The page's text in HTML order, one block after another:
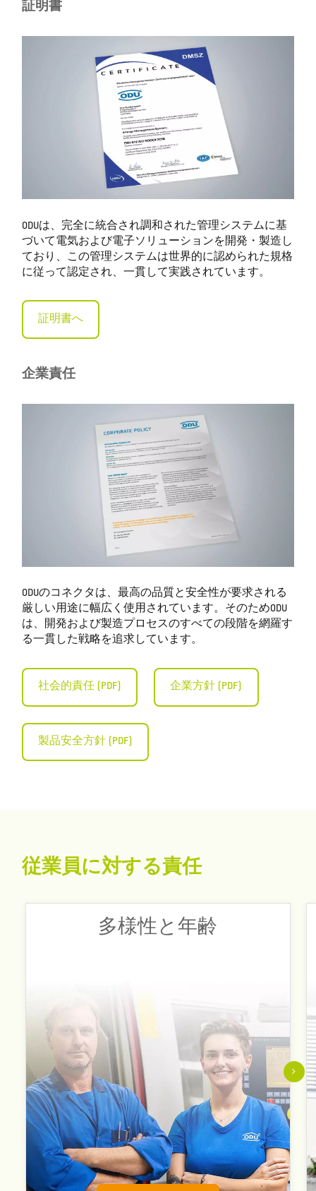
証明書
ODUは、完全に統合され調和された管理システムに基
づいて電気および電子ソリューションを開発・製造し
ており、この管理システムは世界的に認められた規格
に従って認定され、一貫して実践されています。
証明書へ
企業責任
ODUのコネクタは、最高の品質と安全性が要求される
厳しい用途に幅広く使用されています。そのためODU
は、開発および製造プロセスのすべての段階を網羅す
る一貫した戦略を追求しています。
社会的責任 (PDF) 企業方針 (PDF)
製品安全方針 (PDF)
従業員に対する責任
多様性と年齢
国際企業としての私たちの成功は、さまざまな